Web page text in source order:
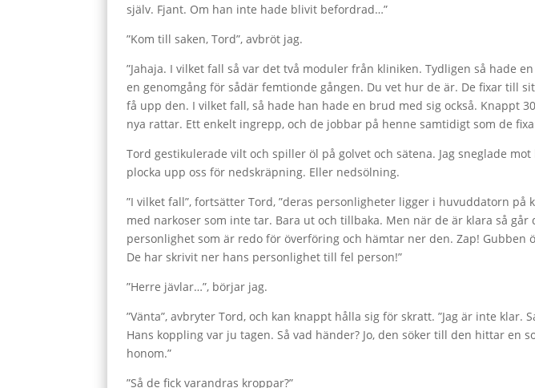
själv. Fjant. Om han inte hade blivit befordrad…”
”Kom till saken, Tord”, avbröt jag.
”Jahaja. I vilket fall så var det två moduler från kliniken. Tydligen så hade
en genomgång för sådär femtionde gången. Du vet hur de är. De fixar till
få upp den. I vilket fall, så hade han hade en brud med sig också. Knappt
nya rattar. Ett enkelt ingrepp, och de jobbar på henne samtidigt som de
Tord gestikulerade vilt och spiller öl på golvet och sätena. Jag sneglade
plocka upp oss för nedskräpning. Eller nedsölning.
”I vilket fall”, fortsätter Tord, ”deras personligheter ligger i huvuddatorn
med narkoser som inte tar. Bara ut och tillbaka. Men när de är klara så
personlighet som är redo för överföring och hämtar ner den. Zap!
De har skrivit ner hans personlighet till fel person!”
”Herre jävlar…”, börjar jag.
”Vänta”, avbryter Tord, och kan knappt hålla sig för skratt. ”Jag är inte
Hans koppling var ju tagen. Så vad händer? Jo, den söker till den hittar
honom.”
”Så de fick varandras kroppar?”